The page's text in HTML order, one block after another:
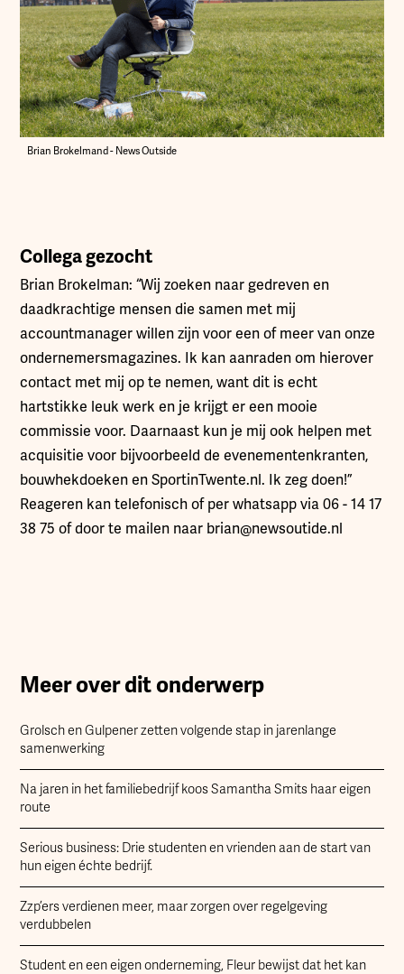
Brian Brokelmand - News Outside
Collega gezocht
Brian Brokelman: “Wij zoeken naar gedreven en
daadkrachtige mensen die samen met mij
accountmanager willen zijn voor een of meer van onze
ondernemersmagazines. Ik kan aanraden om hierover
contact met mij op te nemen, want dit is echt
hartstikke leuk werk en je krijgt er een mooie
commissie voor. Daarnaast kun je mij ook helpen met
acquisitie voor bijvoorbeeld de evenementenkranten,
bouwhekdoeken en SportinTwente.nl. Ik zeg doen!”
Reageren kan telefonisch of per whatsapp via 06 - 14 17
38 75 of door te mailen naar brian@newsoutide.nl
Meer over dit onderwerp
Grolsch en Gulpener zetten volgende stap in jarenlange
samenwerking
Na jaren in het familiebedrijf koos Samantha Smits haar eigen
route
Serious business: Drie studenten en vrienden aan de start van
hun eigen échte bedrijf.
Zzp’ers verdienen meer, maar zorgen over regelgeving
verdubbelen
Student en een eigen onderneming, Fleur bewijst dat het kan